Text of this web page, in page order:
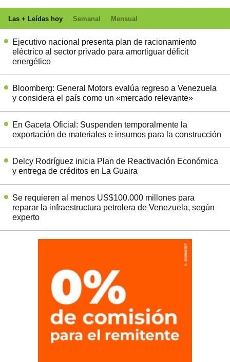
Las + Leídas hoy Semanal Mensual
Ejecutivo nacional presenta plan de racionamiento
eléctrico al sector privado para amortiguar déficit
energético
Bloomberg: General Motors evalúa regreso a Venezuela
y considera el país como un «mercado relevante»
En Gaceta Oficial: Suspenden temporalmente la
exportación de materiales e insumos para la construcción
Delcy Rodríguez inicia Plan de Reactivación Económica
y entrega de créditos en La Guaira
Se requieren al menos US$100.000 millones para
reparar la infraestructura petrolera de Venezuela, según
experto